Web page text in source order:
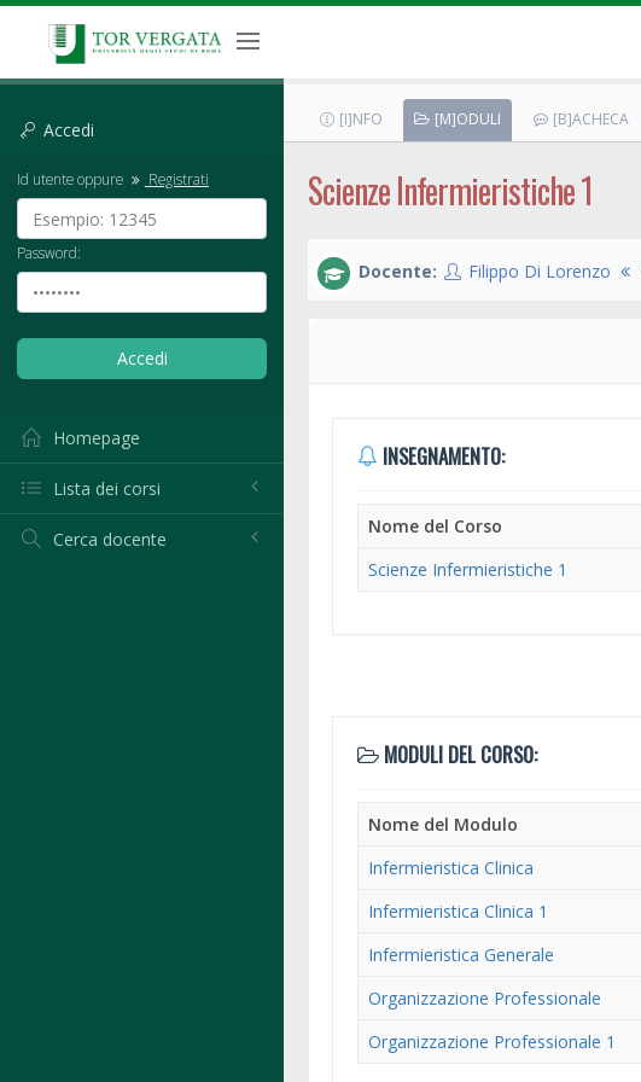
Accedi
Id utente oppure Registrati
Password:
Homepage
Lista dei corsi
Cerca docente
[I]NFO [M]ODULI [B]ACHECA
Scienze Infermieristiche 1
Docente: Filippo Di Lorenzo
INSEGNAMENTO:
Nome del Corso
Scienze Infermieristiche 1
MODULI DEL CORSO:
Nome del Modulo
Infermieristica Clinica
Infermieristica Clinica 1
Infermieristica Generale
Organizzazione Professionale
Organizzazione Professionale 1